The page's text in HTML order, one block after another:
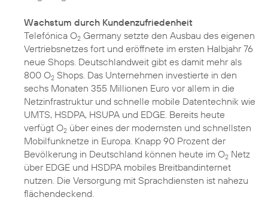
Wachstum durch Kundenzufriedenheit
Telefónica O2 Germany setzte den Ausbau des eigenen
Vertriebsnetzes fort und eröffnete im ersten Halbjahr 76
neue Shops. Deutschlandweit gibt es damit mehr als
800 O2 Shops. Das Unternehmen investierte in den
sechs Monaten 355 Millionen Euro vor allem in die
Netzinfrastruktur und schnelle mobile Datentechnik wie
UMTS, HSDPA, HSUPA und EDGE. Bereits heute
verfügt O2 über eines der modernsten und schnellsten
Mobilfunknetze in Europa. Knapp 90 Prozent der
Bevölkerung in Deutschland können heute im O2 Netz
über EDGE und HSDPA mobiles Breitbandinternet
nutzen. Die Versorgung mit Sprachdiensten ist nahezu
flächendeckend.